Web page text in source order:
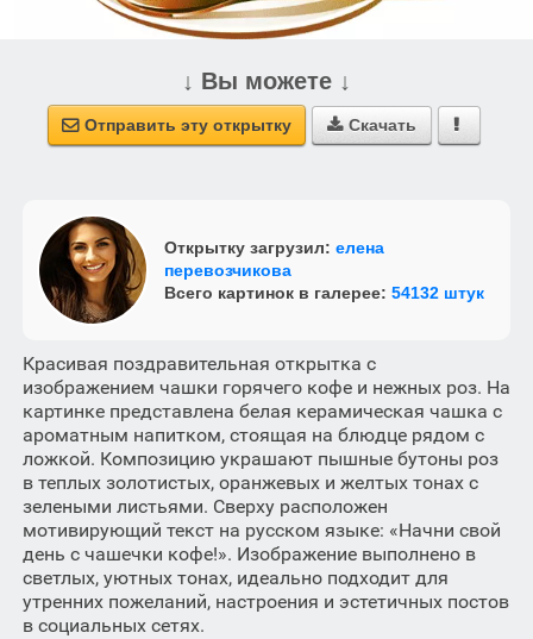
↓ Вы можете ↓
 Отправить эту открытку  Скачать 
Открытку загрузил: елена
перевозчикова
Всего картинок в галерее: 54132 штук
Красивая поздравительная открытка с
изображением чашки горячего кофе и нежных роз. На
картинке представлена белая керамическая чашка с
ароматным напитком, стоящая на блюдце рядом с
ложкой. Композицию украшают пышные бутоны роз
в теплых золотистых, оранжевых и желтых тонах с
зелеными листьями. Сверху расположен
мотивирующий текст на русском языке: «Начни свой
день с чашечки кофе!». Изображение выполнено в
светлых, уютных тонах, идеально подходит для
утренних пожеланий, настроения и эстетичных постов
в социальных сетях.